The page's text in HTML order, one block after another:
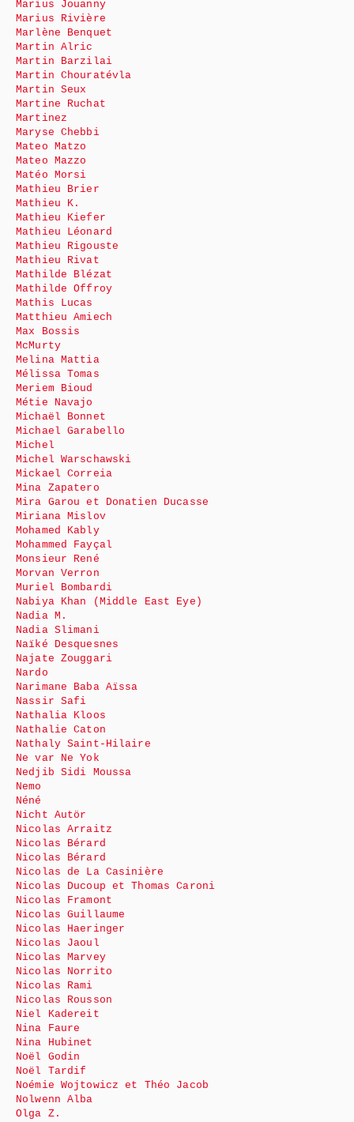
Marius Jouanny
Marius Rivière
Marlène Benquet
Martin Alric
Martin Barzilai
Martin Chouratévla
Martin Seux
Martine Ruchat
Martinez
Maryse Chebbi
Mateo Matzo
Mateo Mazzo
Matéo Morsi
Mathieu Brier
Mathieu K.
Mathieu Kiefer
Mathieu Léonard
Mathieu Rigouste
Mathieu Rivat
Mathilde Blézat
Mathilde Offroy
Mathis Lucas
Matthieu Amiech
Max Bossis
McMurty
Melina Mattia
Mélissa Tomas
Meriem Bioud
Métie Navajo
Michaël Bonnet
Michael Garabello
Michel
Michel Warschawski
Mickael Correia
Mina Zapatero
Mira Garou et Donatien Ducasse
Miriana Mislov
Mohamed Kably
Mohammed Fayçal
Monsieur René
Morvan Verron
Muriel Bombardi
Nabiya Khan (Middle East Eye)
Nadia M.
Nadia Slimani
Naïké Desquesnes
Najate Zouggari
Nardo
Narimane Baba Aïssa
Nassir Safi
Nathalia Kloos
Nathalie Caton
Nathaly Saint-Hilaire
Ne var Ne Yok
Nedjib Sidi Moussa
Nemo
Néné
Nicht Autör
Nicolas Arraitz
Nicolas Bérard
Nicolas Bérard
Nicolas de La Casinière
Nicolas Ducoup et Thomas Caroni
Nicolas Framont
Nicolas Guillaume
Nicolas Haeringer
Nicolas Jaoul
Nicolas Marvey
Nicolas Norrito
Nicolas Rami
Nicolas Rousson
Niel Kadereit
Nina Faure
Nina Hubinet
Noël Godin
Noël Tardif
Noémie Wojtowicz et Théo Jacob
Nolwenn Alba
Olga Z.